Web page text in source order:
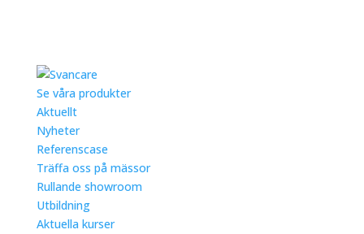
Se våra produkter
Aktuellt
Nyheter
Referenscase
Träffa oss på mässor
Rullande showroom
Utbildning
Aktuella kurser